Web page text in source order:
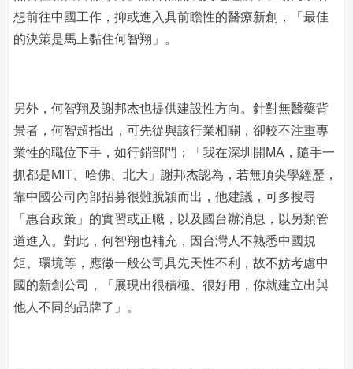
想前往中國工作，抑或進入具前瞻性的醫療新創，「最佳
的決策是馬上黏住何智翔」。
另外，何智翔及謝邦杰也提供建設性方向。針對無醫藥背
景者，何智超指出，可先從與該行業相關，卻較不注重專
業性的職位下手，如行銷部門；「我在深圳開MA，隨手一
抓都是MIT、哈佛、北大」謝邦杰認為，若無頂尖學經歷，
靠中國公司內部招募很難脫穎而出，他建議，可多搜尋
「惠台政策」的實習或正職，以及國台辦消息，以另類管
道進入。對此，何智翔也補充，因台灣人不熟悉中國規
矩、環境等，應徵一般公司具先天性不利，故不妨考慮中
國的新創公司，「展現出很積極、很好用，你就建立出與
他人不同的品牌了」。